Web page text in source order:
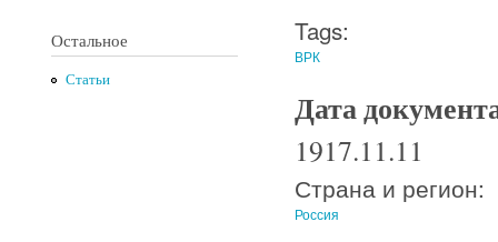
Остальное
Статьи
Tags:
ВРК
Дата
1917.11.11
Страна и регион:
Россия